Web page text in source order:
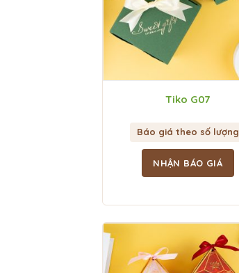
Tiko G07
Báo giá theo số lượng
NHẬN BÁO GIÁ